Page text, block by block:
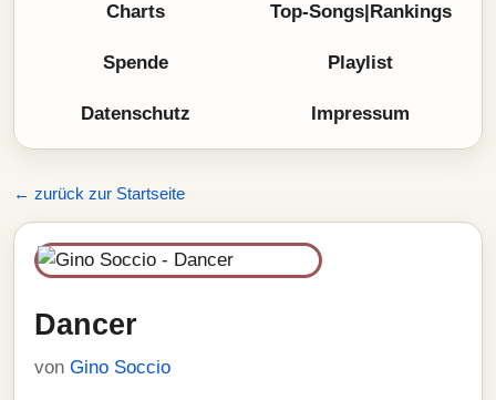
Charts Top-Songs|Rankings
Spende Playlist
Datenschutz Impressum
← zurück zur Startseite
Dancer
von Gino Soccio